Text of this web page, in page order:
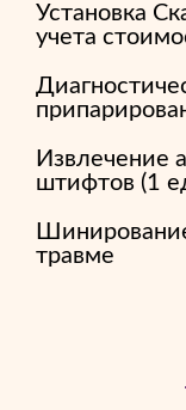
Установка
учета
Извлечение
штифтов (1
травме